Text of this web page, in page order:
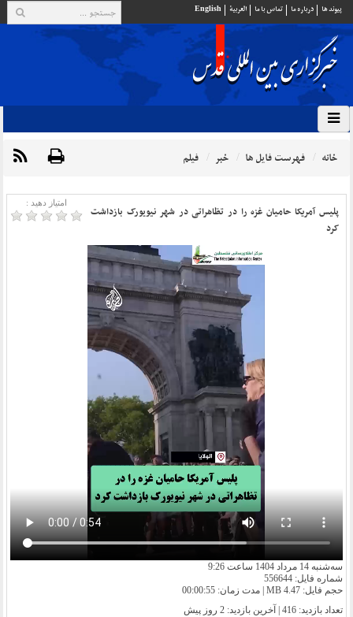
پيوند ها درباره ما تماس با ما العربية English
خانه فهرست فایل ها خبر فیلم
امتیاز دهید :
پلیس آمریکا حامیان غزه را در تظاهراتی در شهر نیویورک بازداشت
کرد
سه‌شنبه 14 مرداد 1404 ساعت 9:26
شماره فایل: 556644
حجم فایل: 4.47 MB | مدت زمان: 00:00:55
تعداد بازدید: 416 | آخرین بازدید:
2 روز پیش